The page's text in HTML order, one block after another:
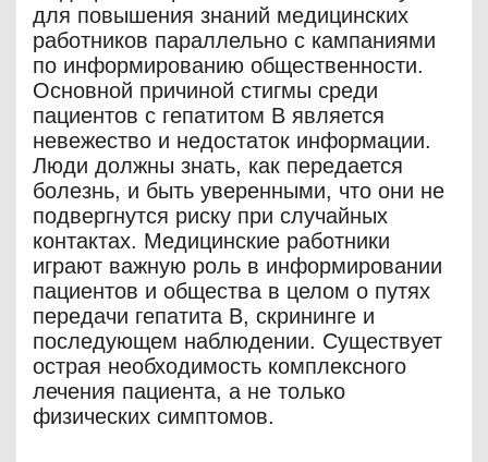
для повышения знаний медицинских
работников параллельно с кампаниями
по информированию общественности.
Основной причиной стигмы среди
пациентов с гепатитом В является
невежество и недостаток информации.
Люди должны знать, как передается
болезнь, и быть уверенными, что они не
подвергнутся риску при случайных
контактах. Медицинские работники
играют важную роль в информировании
пациентов и общества в целом о путях
передачи гепатита В, скрининге и
последующем наблюдении. Существует
острая необходимость комплексного
лечения пациента, а не только
физических симптомов.